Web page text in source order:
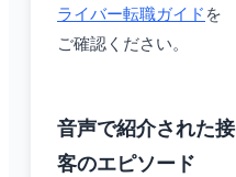
ライバー転職ガイド を
ご確認ください。
音声で紹介された接
客のエピソード